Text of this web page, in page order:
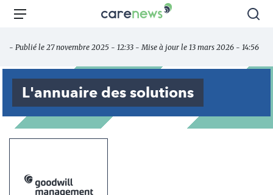
Aller
principal
Carenews,
des
acteurs
l'engagement
Menu
- Publié le 27 novembre 2025 - 12:33 - Mise à jour le 13 mars 2026 - 14:56
L'annuaire des solutions